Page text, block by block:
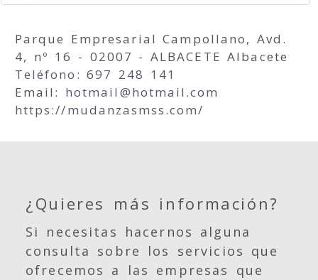
Parque Empresarial Campollano, Avd.
4, nº 16 - 02007 - ALBACETE Albacete
Teléfono: 697 248 141
Email: hotmail
hotmail.com
https://mudanzasmss.com/
¿Quieres más información?
Si necesitas hacernos alguna
consulta sobre los servicios que
ofrecemos a las empresas que